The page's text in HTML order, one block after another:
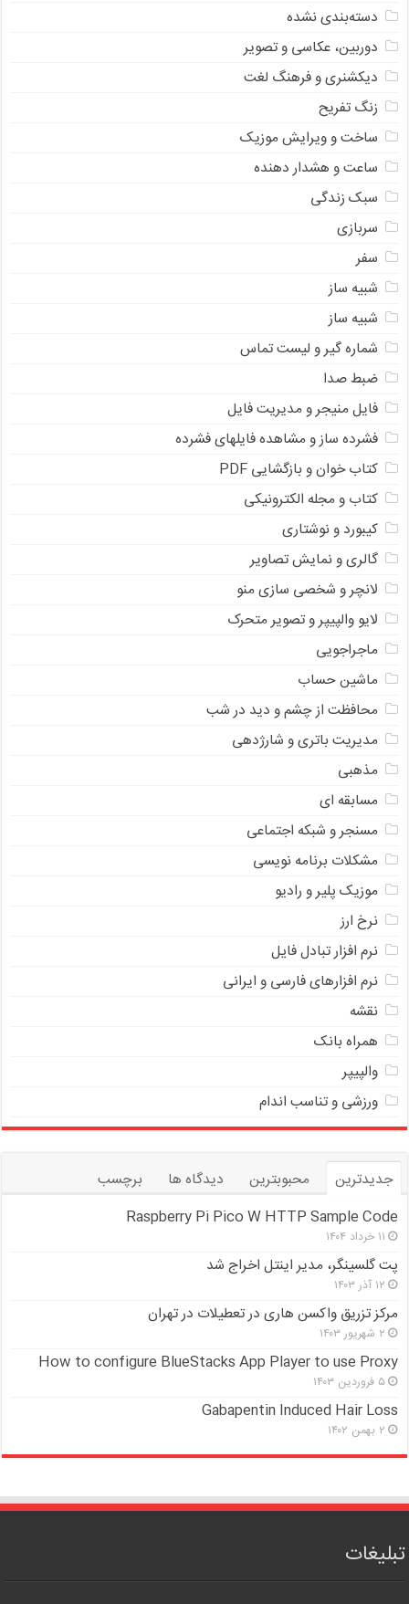
دسته‌بندی نشده
دوربین، عکاسی و تصویر
دیکشنری و فرهنگ لغت
زنگ تفریح
ساخت و ویرایش موزیک
ساعت و هشدار دهنده
سبک زندگی
سربازی
سفر
شبیه ساز
شبیه ساز
شماره گیر و لیست تماس
ضبط صدا
فایل منیجر و مدیریت فایل
فشرده ساز و مشاهده فایلهای فشرده
کتاب خوان و بازگشایی PDF
کتاب و مجله الکترونیکی
کیبورد و نوشتاری
گالری و نمایش تصاویر
لانچر و شخصی سازی منو
لایو والپیپر و تصویر متحرک
ماجراجویی
ماشین حساب
محافظت از چشم و دید در شب
مدیریت باتری و شارژدهی
مذهبی
مسابقه ای
مسنجر و شبکه اجتماعی
مشکلات برنامه نویسی
موزیک پلیر و رادیو
نرخ ارز
ﻧﺮﻡ ﺍﻓﺰﺍﺭ ﺗﺒﺎﺩﻝ ﻓﺎﻳﻞ
نرم افزارهای فارسی و ایرانی
نقشه
همراه بانک
والپیپر
ورزشی و تناسب اندام
جدیدترین محبوبترین دیدگاه ها
برچسب
Raspberry Pi Pico W HTTP Sample Code
۱۱ خرداد ۱۴۰۴
پت گلسینگر، مدیر اینتل اخراج شد
۱۲ آذر ۱۴۰۳
مرکز تزریق واکسن هاری در تعطیلات در تهران
۲ شهریور ۱۴۰۳
How to configure BlueStacks App Player to use Proxy
۵ فروردین ۱۴۰۳
Gabapentin Induced Hair Loss
۲ بهمن ۱۴۰۲
تبلیغات